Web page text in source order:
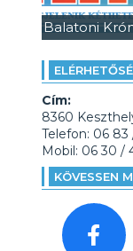
Balatoni
Cím:
8360
Telefon: 06
Mobil: 06 30 /
KÖVESSEN